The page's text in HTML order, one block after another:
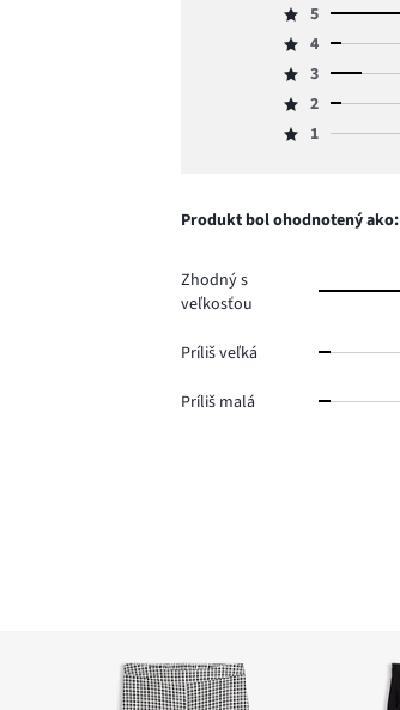
Hodnotenie
5,
počet
hlasov
5
Hodnotenie
4,
počet
hlasov
4
Hodnotenie
3,
počet
3
Hodnotenie
2,
1.
2
Hodnotenie
hlasov
1
Produkt bol ohodnotený ako:
Zhodný s
veľkosťou
Príliš veľká
Príliš malá